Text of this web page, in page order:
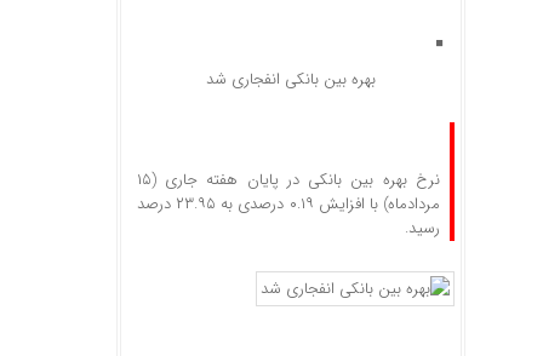
بهره بین بانکی انفجاری شد
نرخ بهره بین بانکی در پایان هفته جاری (۱۵
مردادماه) با افزایش ۰.۱۹ درصدی به ۲۳.۹۵ درصد
رسید.